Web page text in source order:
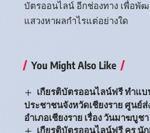
บัตรออนไลน์ อีกช่องทาง เพื่อพั
แสวงหาผลกำไรแต่อย่างใด
You Might Also Like
เกียรติบัตรออนไลน์ฟรี ทำแ
ประชาชนจังหวัดเชียงราย ศูนย์ส่
อำเภอเชียงราย เรื่อง วันมาฆบูชา
เกียรติบัตรออนไลน์ฟรี ครู นั